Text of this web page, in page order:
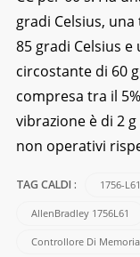
gradi Celsius,
85 gradi Celsius
circostante di 60
compresa tra il
vibrazione è di 2
non operativi
TAG CALDI : 1756-L61
AllenBradley 1756L61
Controllore Di